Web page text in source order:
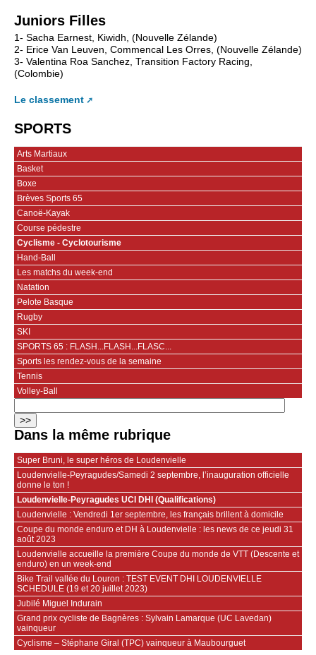
Juniors Filles
1- Sacha Earnest, Kiwidh, (Nouvelle Zélande)
2- Erice Van Leuven, Commencal Les Orres, (Nouvelle Zélande)
3- Valentina Roa Sanchez, Transition Factory Racing,
(Colombie)
Le classement
SPORTS
Arts Martiaux
Basket
Boxe
Brèves Sports 65
Canoë-Kayak
Course pédestre
Cyclisme - Cyclotourisme
Hand-Ball
Les matchs du week-end
Natation
Pelote Basque
Rugby
SKI
SPORTS 65 : FLASH...FLASH...FLASC...
Sports les rendez-vous de la semaine
Tennis
Volley-Ball
Dans la même rubrique
Super Bruni, le super héros de Loudenvielle
Loudenvielle-Peyragudes/Samedi 2 septembre, l’inauguration officielle
donne le ton !
Loudenvielle-Peyragudes UCI DHI (Qualifications)
Loudenvielle : Vendredi 1er septembre, les français brillent à domicile
Coupe du monde enduro et DH à Loudenvielle : les news de ce jeudi 31
août 2023
Loudenvielle accueille la première Coupe du monde de VTT (Descente et
enduro) en un week-end
Bike Trail vallée du Louron : TEST EVENT DHI LOUDENVIELLE
SCHEDULE (19 et 20 juillet 2023)
Jubilé Miguel Indurain
Grand prix cycliste de Bagnères : Sylvain Lamarque (UC Lavedan)
vainqueur
Cyclisme – Stéphane Giral (TPC) vainqueur à Maubourguet